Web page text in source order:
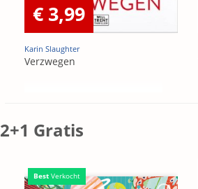
€ 3,99
Karin Slaughter
Verzwegen
2+1 Gratis
Best Verkocht